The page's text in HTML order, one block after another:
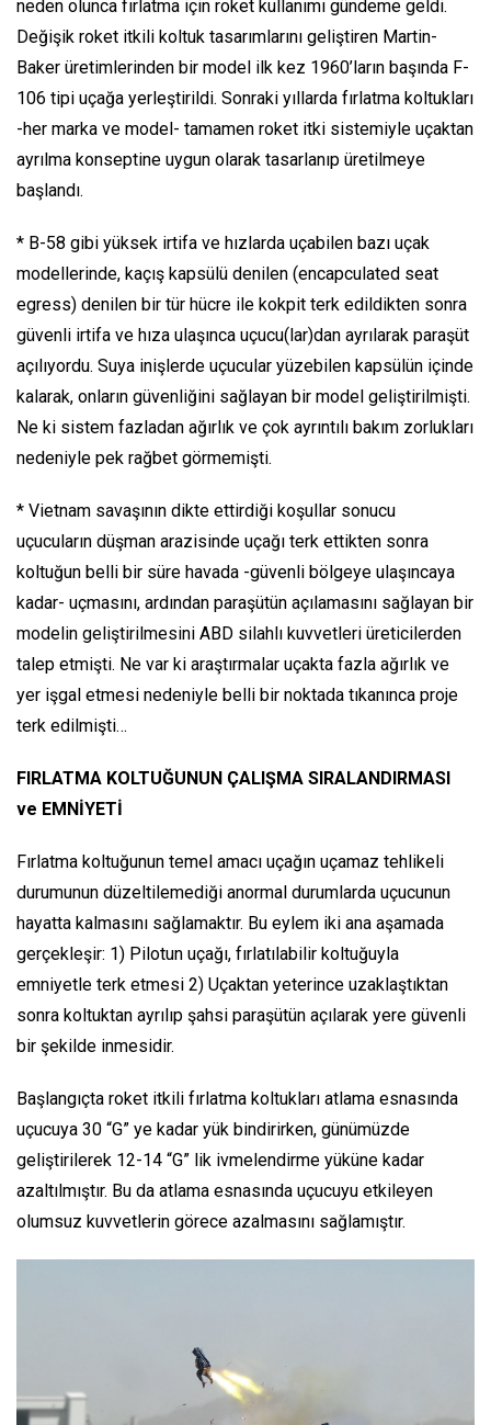
neden olunca fırlatma için roket kullanımı gündeme geldi.
Değişik roket itkili koltuk tasarımlarını geliştiren Martin-
Baker üretimlerinden bir model ilk kez 1960’ların başında F-
106 tipi uçağa yerleştirildi. Sonraki yıllarda fırlatma koltukları
-her marka ve model- tamamen roket itki sistemiyle uçaktan
ayrılma konseptine uygun olarak tasarlanıp üretilmeye
başlandı.
* B-58 gibi yüksek irtifa ve hızlarda uçabilen bazı uçak
modellerinde, kaçış kapsülü denilen (encapculated seat
egress) denilen bir tür hücre ile kokpit terk edildikten sonra
güvenli irtifa ve hıza ulaşınca uçucu(lar)dan ayrılarak paraşüt
açılıyordu. Suya inişlerde uçucular yüzebilen kapsülün içinde
kalarak, onların güvenliğini sağlayan bir model geliştirilmişti.
Ne ki sistem fazladan ağırlık ve çok ayrıntılı bakım zorlukları
nedeniyle pek rağbet görmemişti.
* Vietnam savaşının dikte ettirdiği koşullar sonucu
uçucuların düşman arazisinde uçağı terk ettikten sonra
koltuğun belli bir süre havada -güvenli bölgeye ulaşıncaya
kadar- uçmasını, ardından paraşütün açılamasını sağlayan bir
modelin geliştirilmesini ABD silahlı kuvvetleri üreticilerden
talep etmişti. Ne var ki araştırmalar uçakta fazla ağırlık ve
yer işgal etmesi nedeniyle belli bir noktada tıkanınca proje
terk edilmişti…
FIRLATMA KOLTUĞUNUN ÇALIŞMA SIRALANDIRMASI
ve EMNİYETİ
Fırlatma koltuğunun temel amacı uçağın uçamaz tehlikeli
durumunun düzeltilemediği anormal durumlarda uçucunun
hayatta kalmasını sağlamaktır. Bu eylem iki ana aşamada
gerçekleşir: 1) Pilotun uçağı, fırlatılabilir koltuğuyla
emniyetle terk etmesi 2) Uçaktan yeterince uzaklaştıktan
sonra koltuktan ayrılıp şahsi paraşütün açılarak yere güvenli
bir şekilde inmesidir.
Başlangıçta roket itkili fırlatma koltukları atlama esnasında
uçucuya 30 “G” ye kadar yük bindirirken, günümüzde
geliştirilerek 12-14 “G” lik ivmelendirme yüküne kadar
azaltılmıştır. Bu da atlama esnasında uçucuyu etkileyen
olumsuz kuvvetlerin görece azalmasını sağlamıştır.